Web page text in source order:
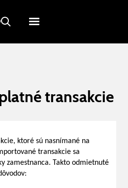
Humanet
transakcie
ktoré sú nasnímané na
transakcie sa
zamestnanca. Takto odmietnuté